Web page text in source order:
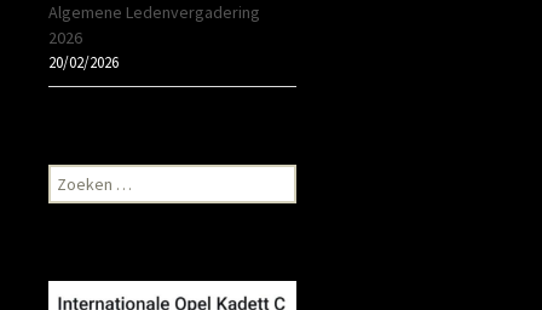
Algemene Ledenvergadering
2026
20/02/2026
Zoeken
naar: